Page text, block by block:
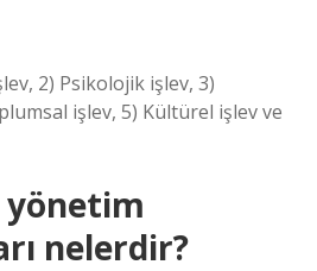
2) Psikolojik işlev, 3)
işlev, 5) Kültürel işlev ve
nelerdir?